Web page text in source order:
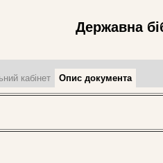
Державна
кабінет Опис документа